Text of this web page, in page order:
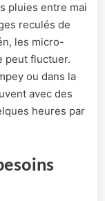
pluies entre mai
reculés de
les micro-
peut fluctuer.
ou dans la
avec des
heures par